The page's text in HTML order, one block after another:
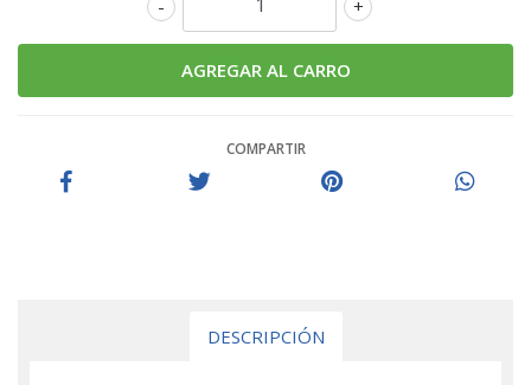
+
-
COMPARTIR
DESCRIPCIÓN